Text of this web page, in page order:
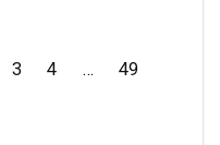
3 4 … 49